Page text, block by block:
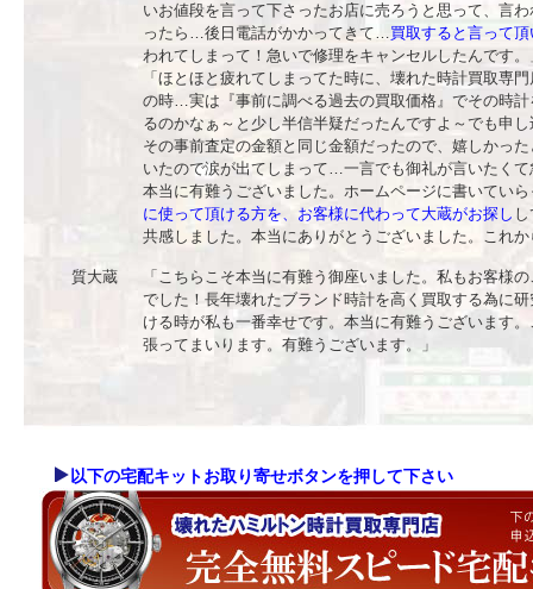
いお値段を言って下さったお店に売ろうと思って、言
ったら…後日電話がかかってきて…買取すると言って
われてしまって！急いで修理をキャンセルしたんです。
「ほとほと疲れてしまってた時に、壊れた時計買取専
の時…実は『事前に調べる過去の買取価格』でその時
るのかなぁ～と少し半信半疑だったんですよ～でも申
その事前査定の金額と同じ金額だったので、嬉しかっ
いたので涙が出てしまって…一言でも御礼が言いたく
本当に有難うございました。ホームページに書いてい
に使って頂ける方を、お客様に代わって大蔵がお探し
共感しました。本当にありがとうございました。これ
質大蔵
「こちらこそ本当に有難う御座いました。私もお客様
でした！長年壊れたブランド時計を高く買取する為に
ける時が私も一番幸せです。本当に有難うございます
張ってまいります。有難うございます。」
以下の宅配キットお取り寄せボタンを押して下さい